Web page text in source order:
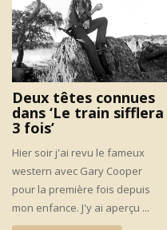
Deux têtes connues
dans ‘Le train sifflera
3 fois’
Hier soir j'ai revu le fameux
western avec Gary Cooper
pour la première fois depuis
mon enfance. J'y ai aperçu ...